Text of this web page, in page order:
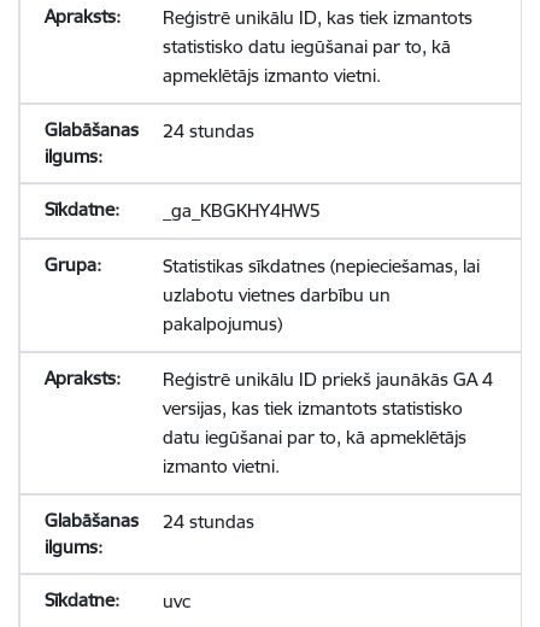
Reģistrē unikālu ID, kas tiek izmantots
statistisko datu iegūšanai par to, kā
apmeklētājs izmanto vietni.
24 stundas
_ga_KBGKHY4HW5
Statistikas sīkdatnes (nepieciešamas, lai
uzlabotu vietnes darbību un
pakalpojumus)
Reģistrē unikālu ID priekš jaunākās GA 4
versijas, kas tiek izmantots statistisko
datu iegūšanai par to, kā apmeklētājs
izmanto vietni.
24 stundas
uvc